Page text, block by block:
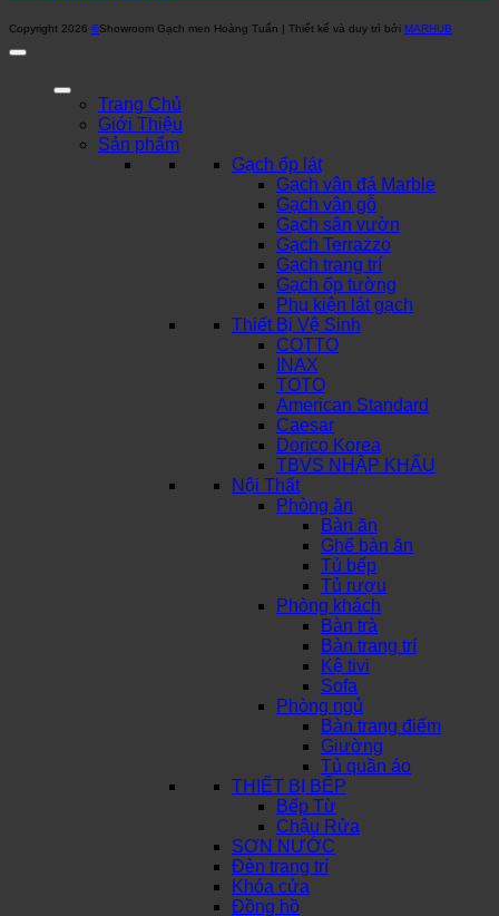
Copyright 2026 ©Showroom Gạch men Hoàng Tuấn | Thiết kế và duy trì bởi MARHUB
Trang Chủ
Giới Thiệu
Sản phẩm
Gạch ốp lát
Gạch vân đá Marble
Gạch vân gỗ
Gạch sân vườn
Gạch Terrazzo
Gạch trang trí
Gạch ốp tường
Phụ kiện lát gạch
Thiết Bị Vệ Sinh
COTTO
INAX
TOTO
American Standard
Caesar
Dorico Korea
TBVS NHẬP KHẨU
Nội Thất
Phòng ăn
Bàn ăn
Ghế bàn ăn
Tủ bếp
Tủ rượu
Phòng khách
Bàn trà
Bàn trang trí
Kệ tivi
Sofa
Phòng ngủ
Bàn trang điểm
Giường
Tủ quần áo
THIẾT BỊ BẾP
Bếp Từ
Chậu Rửa
SƠN NƯỚC
Đèn trang trí
Khóa cửa
Đồng hồ